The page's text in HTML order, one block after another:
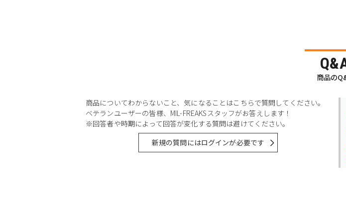
商品の
商品についてわからないこと、気になることはこちらで質問してください。
ベテランユーザーの皆様、MIL-FREAKSスタッフがお答えします！
※回答者や時期によって回答が変化する質問は避けてください。
新規の質問にはログインが必要です